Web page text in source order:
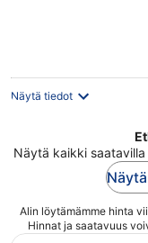
Näytä tiedot
Näytä kaikki
Alin löytämämme hinta
Hinnat ja saatavuus